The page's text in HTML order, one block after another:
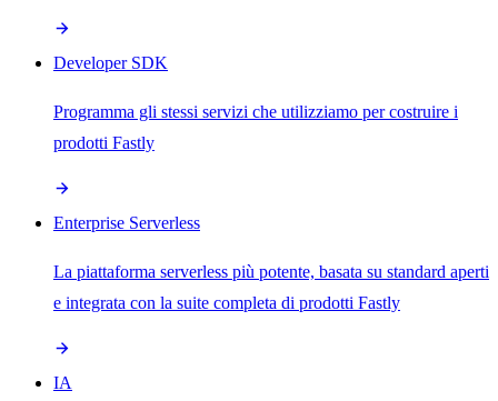
Developer SDK
Programma gli stessi servizi che utilizziamo per costruire i
prodotti Fastly
Enterprise Serverless
La piattaforma serverless più potente, basata su standard aperti
e integrata con la suite completa di prodotti Fastly
IA